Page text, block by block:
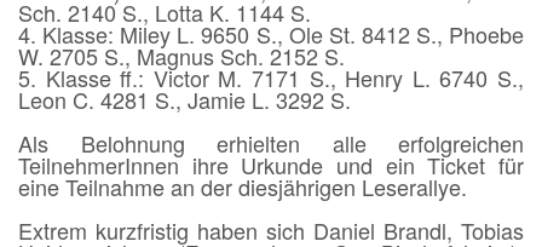
Sch. 2140 S., Lotta K. 1144 S.
4. Klasse: Miley L. 9650 S., Ole St. 8412 S., Phoebe
W. 2705 S., Magnus Sch. 2152 S.
5. Klasse ff.: Victor M. 7171 S., Henry L. 6740 S.,
Leon C. 4281 S., Jamie L. 3292 S.
Als Belohnung erhielten alle erfolgreichen
TeilnehmerInnen ihre Urkunde und ein Ticket für
eine Teilnahme an der diesjährigen Leserallye.
Extrem kurzfristig haben sich Daniel Brandl, Tobias